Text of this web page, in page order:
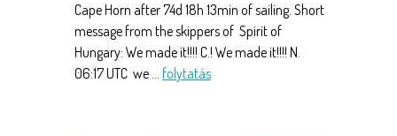
Cape Horn after 74d 18h 13min of sailing. Short
message from the skippers of Spirit of
Hungary: We made it!!!! C.! We made it!!!! N.
06:17 UTC we … folytatás